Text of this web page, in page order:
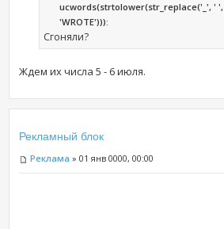
ucwords(strtolower(str_replace('_', ' ',
'WROTE'))):
Сгоняли?
Ждем их числа 5 - 6 июля.
Рекламный блок
Реклама » 01 янв 0000, 00:00